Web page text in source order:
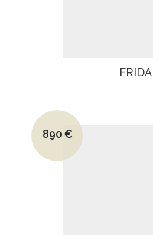
FRIDA
Le prix initial était : 1390€.
890€
Le prix actuel est : 890€.